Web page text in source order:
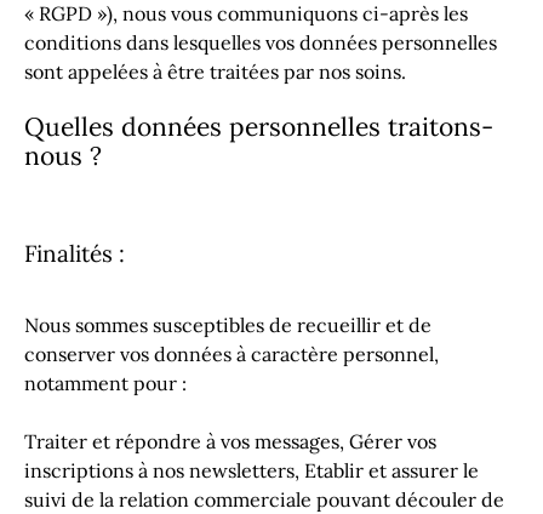
« RGPD »), nous vous communiquons ci-après les
conditions dans lesquelles vos données personnelles
sont appelées à être traitées par nos soins.
Quelles données personnelles traitons-
nous ?
Finalités :
Nous sommes susceptibles de recueillir et de
conserver vos données à caractère personnel,
notamment pour :
Traiter et répondre à vos messages, Gérer vos
inscriptions à nos newsletters, Etablir et assurer le
suivi de la relation commerciale pouvant découler de